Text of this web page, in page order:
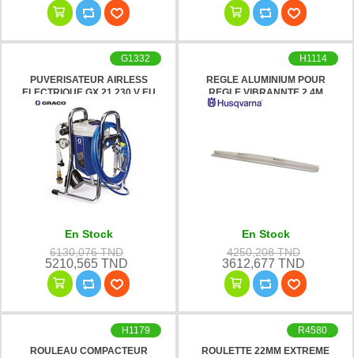
PUVERISATEUR AIRLESS
ELECTRIQUE GX 21 230 V EU
GRACO
G1332
En Stock
6130,076 TND
5210,565 TND
REGLE ALUMINIUM POUR
REGLE VIBRANNTE 2.4M
HUSQVARNA
H1114
En Stock
4250,208 TND
3612,677 TND
ROULEAU COMPACTEUR
H1179
ROULETTE 22MM EXTREME
R4580